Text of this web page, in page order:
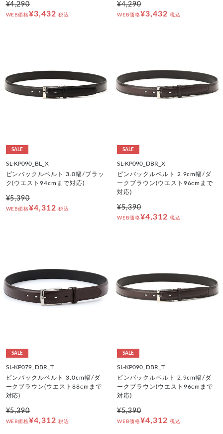
¥4,290
WEB価格¥3,432 税込
¥4,290
WEB価格¥3,432 税込
SALE
SL-KP090_BL_X
ピンバックルベルト 3.0幅/ブラッ
ク(ウエスト94cmまで対応)
¥5,390
WEB価格¥4,312 税込
SALE
SL-KP090_DBR_X
ピンバックルベルト 2.9cm幅/ダ
ークブラウン(ウエスト96cmまで
対応)
¥5,390
WEB価格¥4,312 税込
SALE
SL-KP079_DBR_T
ピンバックルベルト 3.0cm幅/ダ
ークブラウン(ウエスト88cmまで
対応)
¥5,390
WEB価格¥4,312 税込
SALE
SL-KP090_DBR_T
ピンバックルベルト 2.9cm幅/ダ
ークブラウン(ウエスト96cmまで
対応)
¥5,390
WEB価格¥4,312 税込